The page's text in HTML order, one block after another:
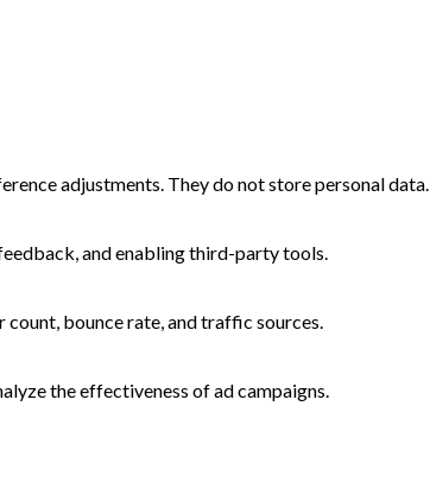
adjustments. They do not store personal data.
and enabling third-party tools.
bounce rate, and traffic sources.
the effectiveness of ad campaigns.